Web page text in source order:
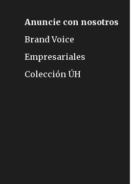
Anuncie con nosotros
Brand Voice
Empresariales
Colección ÚH